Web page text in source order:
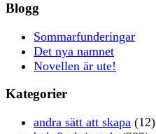
Blogg
Sommarfunderingar
Det nya namnet
Novellen är ute!
Kategorier
andra sätt att skapa (12)